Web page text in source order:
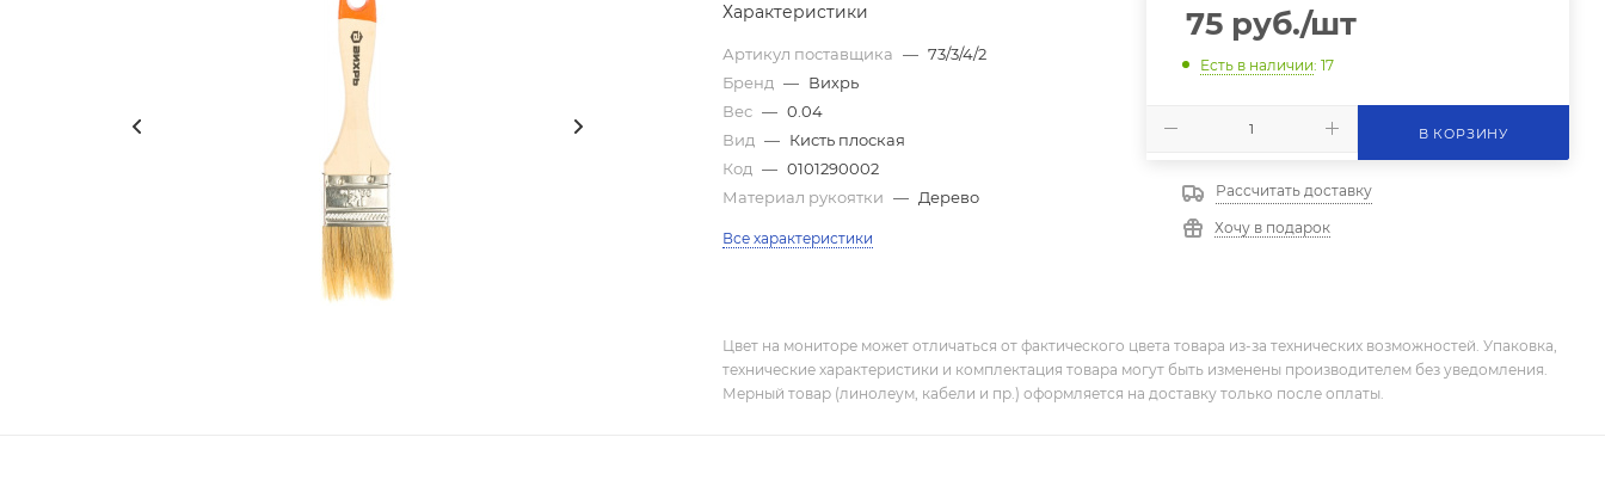
Характеристики
Артикул поставщика — 73/3/4/2
Бренд — Вихрь
Вес — 0.04
Вид — Кисть плоская
Код — 0101290002
Материал рукоятки — Дерево
Все характеристики
75руб./шт
Есть в наличии: 17
В КОРЗИНУ
Рассчитать доставку
Хочу в подарок
Цвет на мониторе может отличаться от фактического цвета товара из-за технических возможностей. Упаковка,
технические характеристики и комплектация товара могут быть изменены производителем без уведомления.
Мерный товар (линолеум, кабели и пр.) оформляется на доставку только после оплаты.